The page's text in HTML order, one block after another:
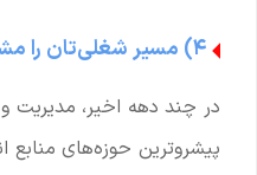
۴) مسیر شغلی‌تان را مشخص کنید
در چند دهه اخیر، مدیریت
پیشروترین حوزه‌های